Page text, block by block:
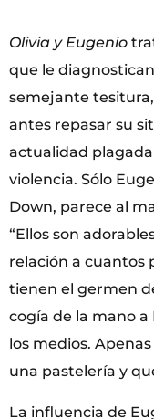
Olivia y Eugenio
que le
semejante
antes repasar su
actualidad
violencia. Sólo
Down, parece al
“Ellos son
relación a cuantos
tienen el germen
cogía de la mano
los medios.
una pastelería y
La influencia de